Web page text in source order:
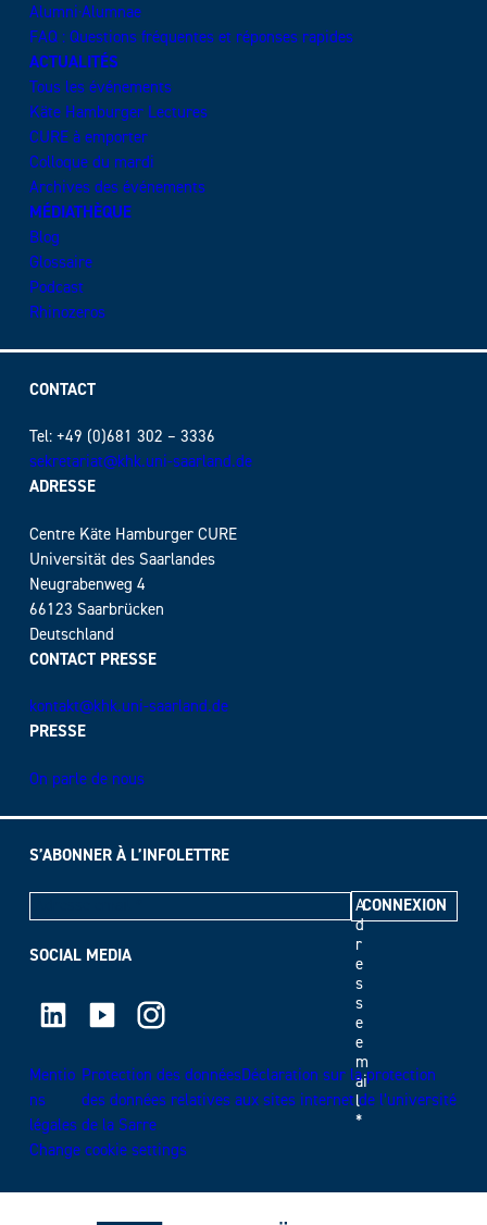
Alumni·Alumnae
FAQ : Questions fréquentes et réponses rapides
ACTUALITÉS
Tous les événements
Käte Hamburger Lectures
CURE à emporter
Colloque du mardi
Archives des événements
MÉDIATHÈQUE
Blog
Glossaire
Podcast
Rhinozeros
CONTACT
Tel: +49 (0)681 302 – 3336
sekretariat@khk.uni-saarland.de
ADRESSE
Centre Käte Hamburger CURE
Universität des Saarlandes
Neugrabenweg 4
66123 Saarbrücken
Deutschland
CONTACT PRESSE
kontakt@khk.uni-saarland.de
PRESSE
On parle de nous
S’ABONNER À L’INFOLETTRE
A
d
r
e
s
s
e
e
m
ai
l
*
SOCIAL MEDIA
LinkedIn Youtube Instagram
Mentio
ns
légales
Protection des donnéesDéclaration sur la protection
des données relatives aux sites internet de l’université
de la Sarre
Change cookie settings